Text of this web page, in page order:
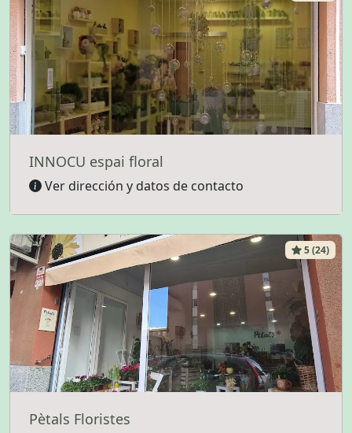
INNOCU espai floral
Ver dirección y datos de contacto
5 (24)
Pètals Floristes